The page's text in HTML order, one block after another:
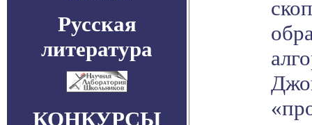
Русская
литература
КОНКУРСЫ